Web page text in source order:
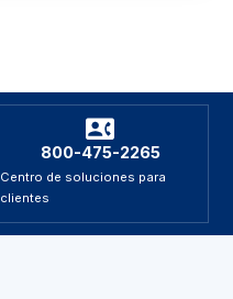
800-475-2265
Centro de soluciones para
clientes